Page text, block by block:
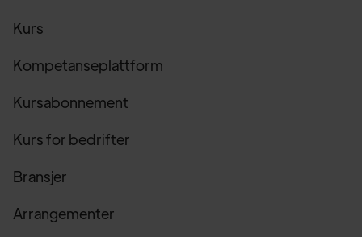
Kurs
Kompetanseplattform
Kursabonnement
Kurs for bedrifter
Bransjer
Arrangementer